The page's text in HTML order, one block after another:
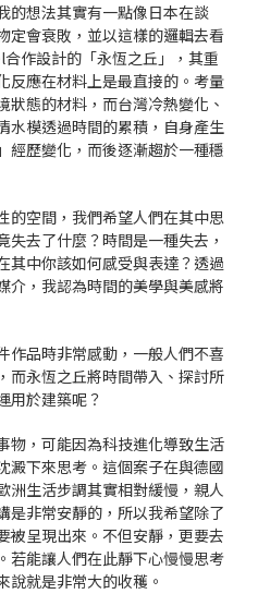
的想法其實有一點像日本在談
定會衰敗，並以這樣的邏輯去看
作設計的「永恆之丘」，其重
反應在材料上是最直接的。考量
態的材料，而台灣冷熱變化、
水模透過時間的累積，自身產生
經歷變化，而後逐漸趨於一種穩
的空間，我們希望人們在其中思
去了什麼？時間是一種失去，
其中你該如何感受與表達？透過
介，我認為時間的美學與美感將
作品時非常感動，一般人們不喜
而永恆之丘將時間帶入、探討所
用於建築呢？
物，可能因為科技進化導致生活
澱下來思考。這個案子在與德國
洲生活步調其實相對緩慢，親人
是非常安靜的，所以我希望除了
被呈現出來。不但安靜，更要去
若能讓人們在此靜下心慢慢思考
說就是非常大的收穫。